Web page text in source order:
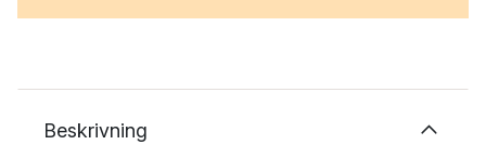
Beskrivning